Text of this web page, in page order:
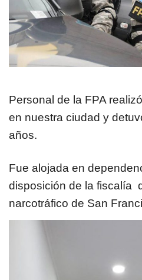
Personal de la FPA
en nuestra ciudad y
años.
Fue alojada en
disposición de la fiscalía
narcotráfico de San